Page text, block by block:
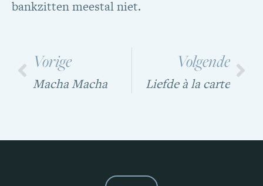
bankzitten meestal niet.
Vorige
Macha Macha
Volgende
Liefde à la carte